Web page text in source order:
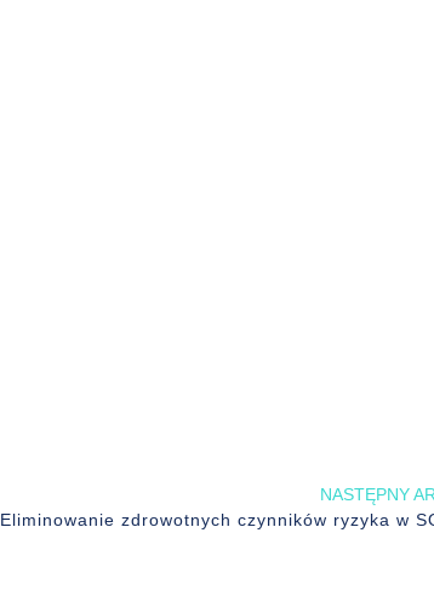
NASTĘPNY
Eliminowanie zdrowotnych czynników ryzyka w